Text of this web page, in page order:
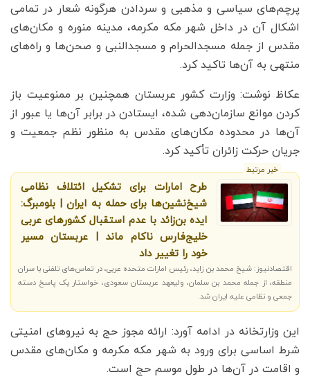
پرچم‌های سیاسی و مذهبی و سردادن هرگونه شعار در تمامی
اشکال آن در داخل شهر مکه مکرمه، مدینه منوره و مکان‌های
مقدس از جمله مسجدالحرام و مسجدالنبی و صحن‌ها و راه‌های
منتهی به آن‌ها تاکید کرد.
عکاظ نوشت: وزارت کشور عربستان همچنین بر ممنوعیت باز
کردن موانع سازمان‌دهی شده، ایستادن در برابر آن‌ها یا عبور از
آن‌ها در محدوده مکان‌های مقدس به منظور نظم جمعیت و
جریان حرکت زائران تأکید کرد.
خبر مرتبط
طرح امارات برای تشکیل ائتلاف نظامی
شیخ‌نشین‌ها برای حمله به ایران | بلومبرگ:
ایده بن‌زائد با عدم استقبال کشورهای عربی
خلیج‌فارس ناکام ماند | عربستان مسیر
خود را تغییر داد
اقتصادنیوز: شیخ محمد بن زاید، رئیس امارات متحده عربی، در تماس‌های تلفنی با سران
منطقه، از جمله محمد بن سلمان، ولیعهد عربستان سعودی، خواستار یک پاسخ دسته
جمعی و نظامی علیه ایران شد.
این وزارتخانه در ادامه آورد: ارائه مجوز حج به نیروهای امنیتی
شرط اساسی برای ورود به شهر مکه مکرمه و مکان‌های مقدس
و اقامت در آن‌ها در طول موسم حج است.